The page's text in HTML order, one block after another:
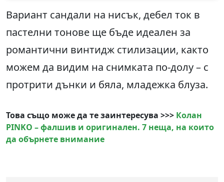
Вариант сандали на нисък, дебел ток в
пастелни тонове ще бъде идеален за
романтични винтидж стилизации, както
можем да видим на снимката по-долу – с
протрити дънки и бяла, младежка блуза.
Това също може да те заинтересува >>> Колан
PINKO – фалшив и оригинален. 7 неща, на които
да обърнете внимание